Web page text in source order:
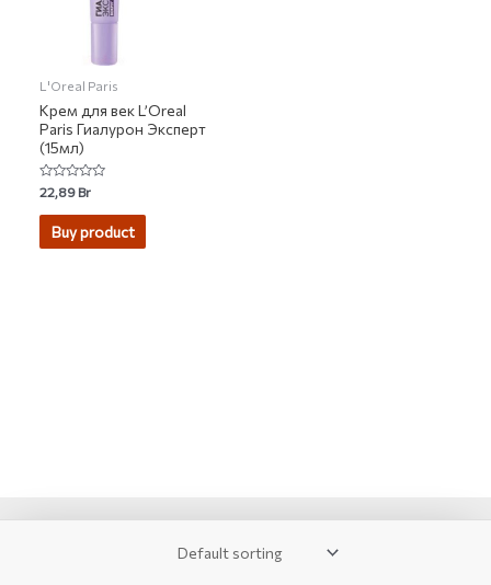
L'Oreal Paris
Крем для век L’Oreal
Paris Гиалурон Эксперт
(15мл)
Rated
0
out
22,89Br
Buy product